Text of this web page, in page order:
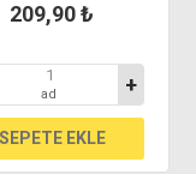
209,90 ₺
ad +